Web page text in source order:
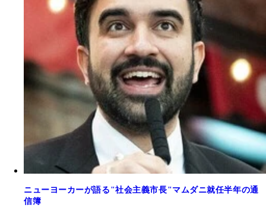
ニューヨーカーが語る"社会主義市長"マムダニ就任半年の通
信簿